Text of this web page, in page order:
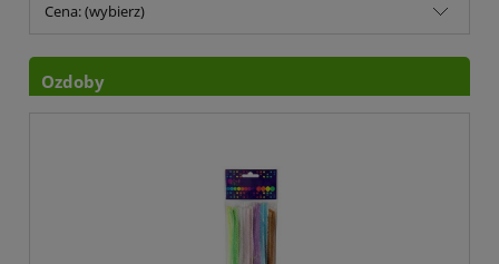
Cena: (wybierz)
Ozdoby